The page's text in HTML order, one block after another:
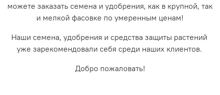
можете заказать семена и удобрения, как в крупной, так
и мелкой фасовке по умеренным ценам!
Наши семена, удобрения и средства защиты растений
уже зарекомендовали себя среди наших клиентов.
Добро пожаловать!